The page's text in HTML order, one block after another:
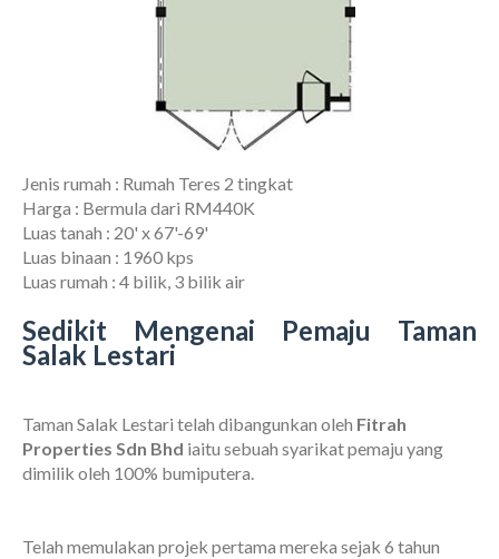
Jenis rumah : Rumah Teres 2 tingkat
Harga : Bermula dari RM440K
Luas tanah : 20' x 67'-69'
Luas binaan : 1960 kps
Luas rumah : 4 bilik, 3 bilik air
Sedikit Mengenai Pemaju Taman
Salak Lestari
Taman Salak Lestari telah dibangunkan oleh Fitrah
Properties Sdn Bhd iaitu sebuah syarikat pemaju yang
dimilik oleh 100% bumiputera.
Telah memulakan projek pertama mereka sejak 6 tahun